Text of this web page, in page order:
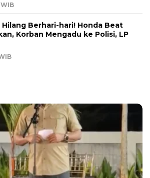
Hilang Berhari-hari! Honda Beat
Korban Mengadu ke Polisi, LP